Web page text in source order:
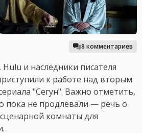
8 комментариев
Hulu и наследники писателя
к работе над вторым
"Сегун". Важно отметить,
пока не продлевали — речь о
комнаты для